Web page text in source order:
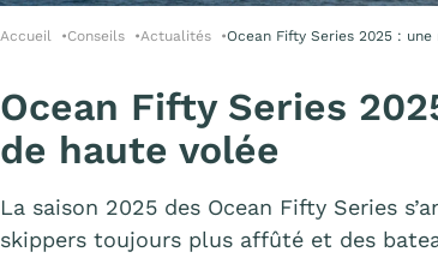
Accueil Conseils Actualités Ocean Fifty Series 2025 :
Ocean Fifty Series
de haute volée
La saison 2025 des Ocean Fifty Series
skippers toujours plus affûté et des